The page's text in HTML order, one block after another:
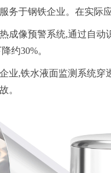
务于钢铁企业。在实际
成像预警系统,通过自
约30%。
业,铁水液面监测系统穿
。